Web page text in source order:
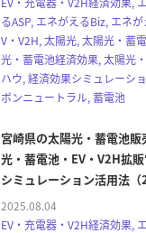
るASP, エネがえるBiz, エネ
V・V2H, 太陽光, 太陽光・蓄
光・蓄電池経済効果, 太陽光
ハウ, 経済効果シミュレーシ
ボンニュートラル, 蓄電池
宮崎県の太陽光・蓄電池
光・蓄電池・EV・V2H拡
シミュレーション活用法（
2025.08.04
EV・充電器・V2H経済効果,